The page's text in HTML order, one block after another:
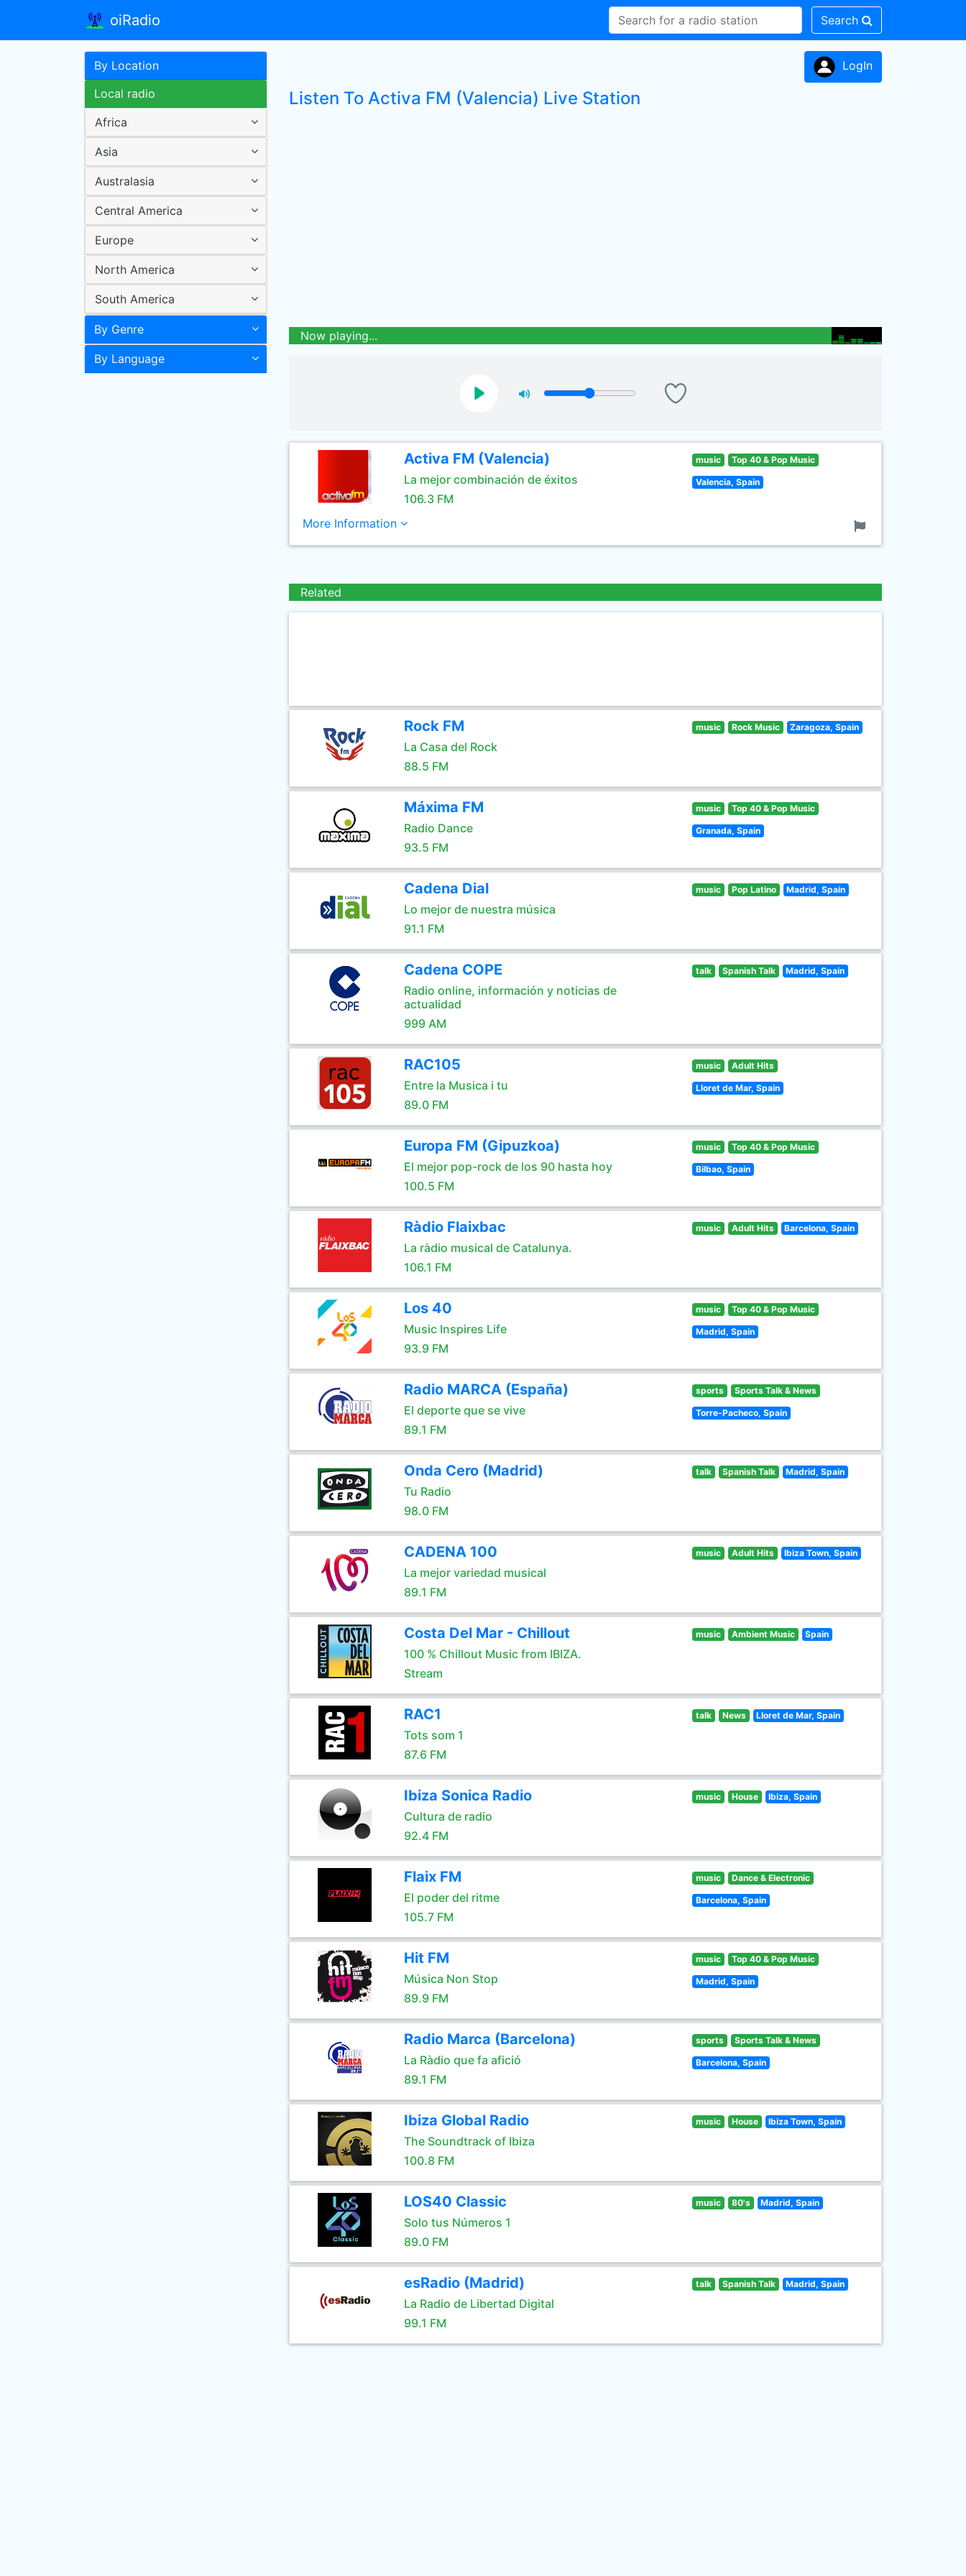
oiRadio Search
By Location
Local radio
Africa
Asia
Australasia
Central America
Europe
North America
South America
By Genre
By Language
LogIn
Listen To Activa FM (Valencia) Live Station
Now playing...
Activa FM (Valencia)
La mejor combinación de éxitos
106.3 FM
music Top 40 & Pop Music
Valencia, Spain
More Information
Related
Rock FM
La Casa del Rock
88.5 FM
music Rock Music Zaragoza, Spain
Máxima FM
Radio Dance
93.5 FM
music Top 40 & Pop Music
Granada, Spain
Cadena Dial
Lo mejor de nuestra música
91.1 FM
music Pop Latino Madrid, Spain
Cadena COPE
Radio online, información y noticias de
actualidad
999 AM
talk Spanish Talk Madrid, Spain
RAC105
Entre la Musica i tu
89.0 FM
music Adult Hits
Lloret de Mar, Spain
Europa FM (Gipuzkoa)
El mejor pop-rock de los 90 hasta hoy
100.5 FM
music Top 40 & Pop Music
Bilbao, Spain
Ràdio Flaixbac
La ràdio musical de Catalunya.
106.1 FM
music Adult Hits Barcelona, Spain
Los 40
Music Inspires Life
93.9 FM
music Top 40 & Pop Music
Madrid, Spain
Radio MARCA (España)
El deporte que se vive
89.1 FM
sports Sports Talk & News
Torre-Pacheco, Spain
Onda Cero (Madrid)
Tu Radio
98.0 FM
talk Spanish Talk Madrid, Spain
CADENA 100
La mejor variedad musical
89.1 FM
music Adult Hits Ibiza Town, Spain
Costa Del Mar - Chillout
100 % Chillout Music from IBIZA.
Stream
music Ambient Music Spain
RAC1
Tots som 1
87.6 FM
talk News Lloret de Mar, Spain
Ibiza Sonica Radio
Cultura de radio
92.4 FM
music House Ibiza, Spain
Flaix FM
El poder del ritme
105.7 FM
music Dance & Electronic
Barcelona, Spain
Hit FM
Música Non Stop
89.9 FM
music Top 40 & Pop Music
Madrid, Spain
Radio Marca (Barcelona)
La Ràdio que fa afició
89.1 FM
sports Sports Talk & News
Barcelona, Spain
Ibiza Global Radio
The Soundtrack of Ibiza
100.8 FM
music House Ibiza Town, Spain
LOS40 Classic
Solo tus Números 1
89.0 FM
music 80's Madrid, Spain
esRadio (Madrid)
La Radio de Libertad Digital
99.1 FM
talk Spanish Talk Madrid, Spain